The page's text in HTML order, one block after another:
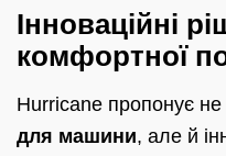
Інноваційні
комфортної
Hurricane пропонує
для машини, але й